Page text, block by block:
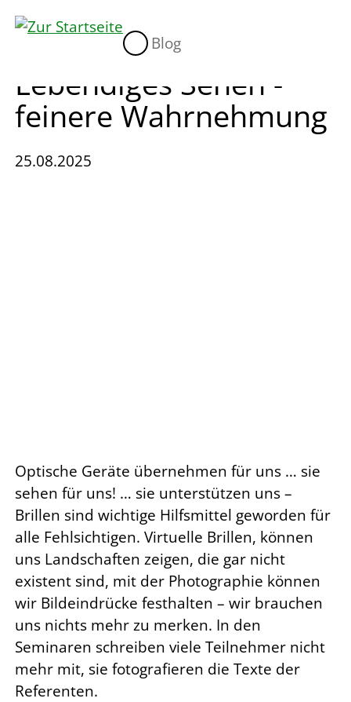
Blog
Lebendiges Sehen -
feinere Wahrnehmung
25.08.2025
Optische Geräte übernehmen für uns … sie
sehen für uns! … sie unterstützen uns –
Brillen sind wichtige Hilfsmittel geworden für
alle Fehlsichtigen. Virtuelle Brillen, können
uns Landschaften zeigen, die gar nicht
existent sind, mit der Photographie können
wir Bildeindrücke festhalten – wir brauchen
uns nichts mehr zu merken. In den
Seminaren schreiben viele Teilnehmer nicht
mehr mit, sie fotografieren die Texte der
Referenten.